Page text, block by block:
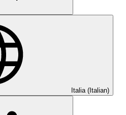
Italia (Italian)